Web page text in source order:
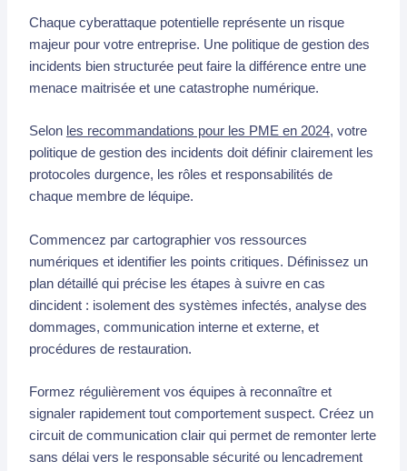
Chaque cyberattaque potentielle représente un risque
majeur pour votre entreprise. Une politique de gestion des
incidents bien structurée peut faire la différence entre une
menace maitrisée et une catastrophe numérique.
Selon les recommandations pour les PME en 2024, votre
politique de gestion des incidents doit définir clairement les
protocoles durgence, les rôles et responsabilités de
chaque membre de léquipe.
Commencez par cartographier vos ressources
numériques et identifier les points critiques. Définissez un
plan détaillé qui précise les étapes à suivre en cas
dincident : isolement des systèmes infectés, analyse des
dommages, communication interne et externe, et
procédures de restauration.
Formez régulièrement vos équipes à reconnaître et
signaler rapidement tout comportement suspect. Créez un
circuit de communication clair qui permet de remonter lerte
sans délai vers le responsable sécurité ou lencadrement